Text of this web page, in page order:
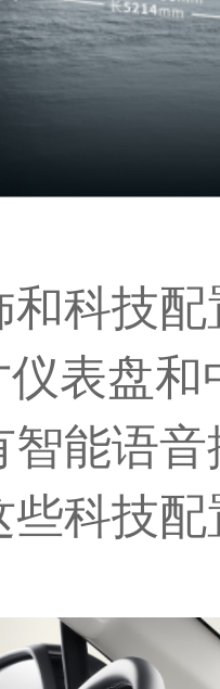
和科技
表盘
能语
科技